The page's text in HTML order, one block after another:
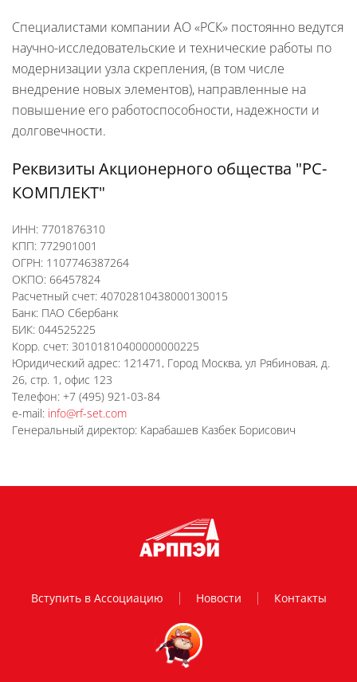
Специалистами компании АО «РСК» постоянно ведутся
научно-исследовательские и технические работы по
модернизации узла скрепления, (в том числе
внедрение новых элементов), направленные на
повышение его работоспособности, надежности и
долговечности.
Реквизиты Акционерного общества "РС-
КОМПЛЕКТ"
ИНН: 7701876310
КПП: 772901001
ОГРН: 1107746387264
ОКПО: 66457824
Расчетный счет: 40702810438000130015
Банк: ПАО Сбербанк
БИК: 044525225
Корр. счет: 30101810400000000225
Юридический адрес: 121471, Город Москва, ул Рябиновая, д.
26, стр. 1, офис 123
Телефон: +7 (495) 921-03-84
e-mail: info@rf-set.com
Генеральный директор: Карабашев Казбек Борисович
Вступить в Ассоциацию Новости Контакты